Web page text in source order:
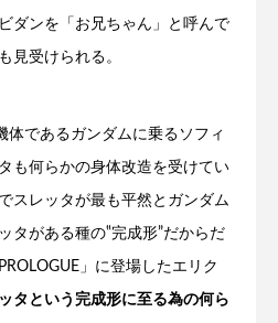
ダンを「お兄ちゃん」と呼んで
見受けられる。
体であるガンダムに乗るソフィ
も何らかの身体改造を受けてい
スレッタが最も平然とガンダム
タがある種の‟完成形”だからだ
」に登場したエリク
タという完成形に至る為の何ら